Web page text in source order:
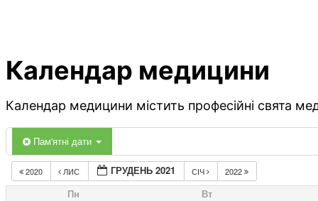
Календар медицини
Календар медицини містить професійні свята
Пам'ятні дати
2020 ЛИС ГРУДЕНЬ 2021 СІЧ 2022
Пн Вт